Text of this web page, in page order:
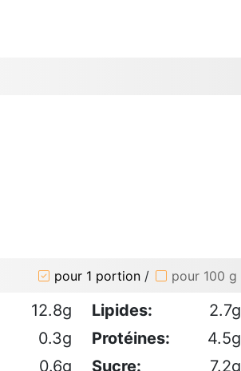
pour 1 portion / pour 100 g
12.8g Lipides:
2.7g
0.3g Protéines:
4.5g
0.6g Sucre: 7.2g